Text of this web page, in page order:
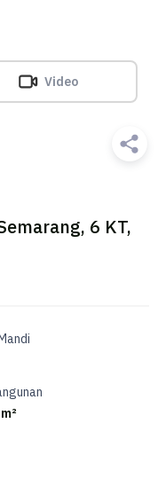
Video
6 KT,